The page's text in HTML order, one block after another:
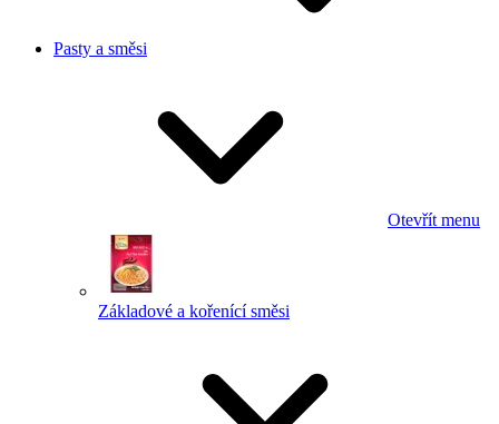
Pasty a směsi
Otevřít menu
Základové a kořenící směsi